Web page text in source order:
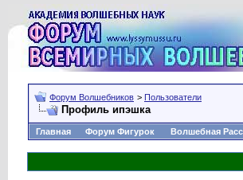
Форум Волшебников > Пользователи
Профиль ипэшка
Главная Форум Фигурок Волшебная